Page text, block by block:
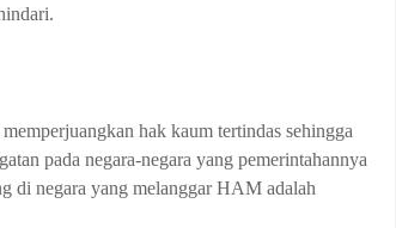
hak kaum tertindas sehingga
pada negara-negara yang pemerintahannya
di negara yang melanggar HAM adalah